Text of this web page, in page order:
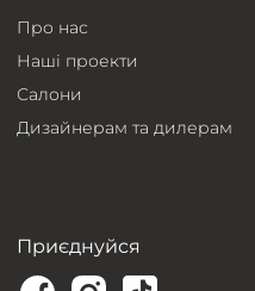
Про нас
Наші проекти
Салони
Дизайнерам та дилерам
Приєднуйся